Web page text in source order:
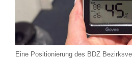
Eine Positionierung des BDZ